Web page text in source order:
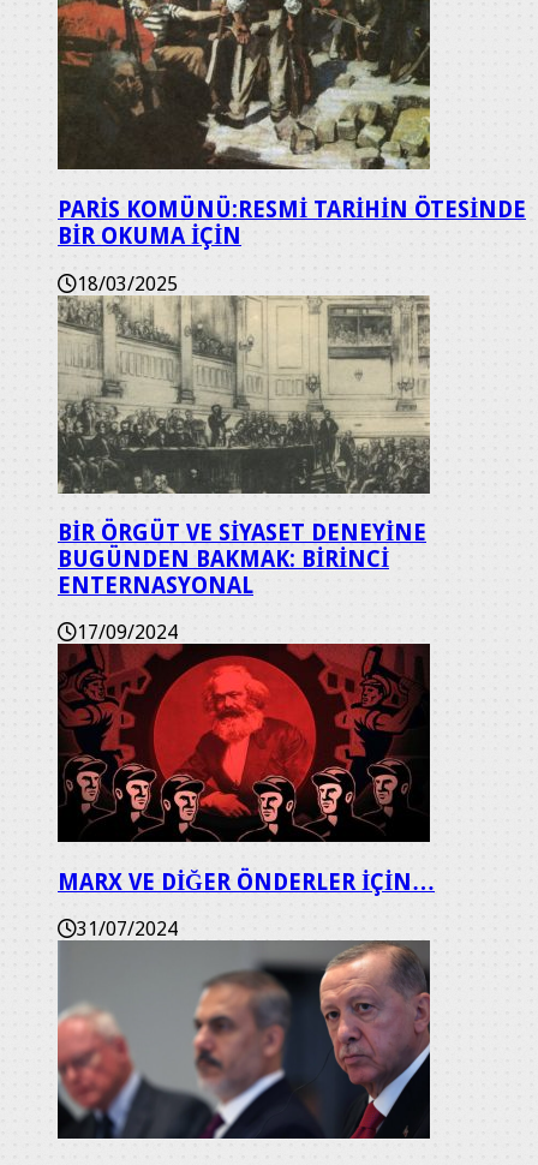
PARİS KOMÜNÜ:RESMİ TARİHİN ÖTESİNDE
BİR OKUMA İÇİN
18/03/2025
BİR ÖRGÜT VE SİYASET DENEYİNE
BUGÜNDEN BAKMAK: BİRİNCİ
ENTERNASYONAL
17/09/2024
MARX VE DİĞER ÖNDERLER İÇİN…
31/07/2024